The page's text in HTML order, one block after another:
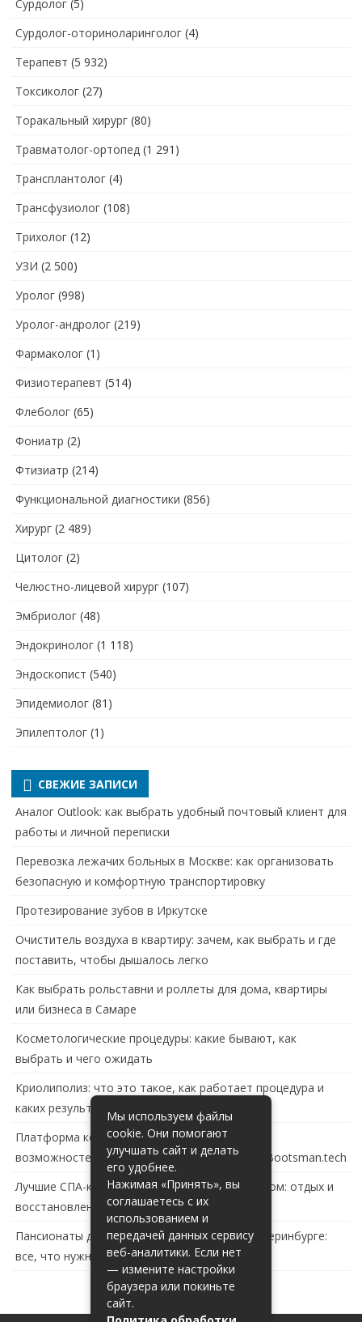
Сурдолог (5)
Сурдолог-оториноларинголог (4)
Терапевт (5 932)
Токсиколог (27)
Торакальный хирург (80)
Травматолог-ортопед (1 291)
Трансплантолог (4)
Трансфузиолог (108)
Трихолог (12)
УЗИ (2 500)
Уролог (998)
Уролог-андролог (219)
Фармаколог (1)
Физиотерапевт (514)
Флеболог (65)
Фониатр (2)
Фтизиатр (214)
Функциональной диагностики (856)
Хирург (2 489)
Цитолог (2)
Челюстно-лицевой хирург (107)
Эмбриолог (48)
Эндокринолог (1 118)
Эндоскопист (540)
Эпидемиолог (81)
Эпилептолог (1)
СВЕЖИЕ ЗАПИСИ
Аналог Outlook: как выбрать удобный почтовый клиент для
работы и личной переписки
Перевозка лежачих больных в Москве: как организовать
безопасную и комфортную транспортировку
Протезирование зубов в Иркутске
Очиститель воздуха в квартиру: зачем, как выбрать и где
поставить, чтобы дышалось легко
Как выбрать рольставни и роллеты для дома, квартиры
или бизнеса в Самаре
Косметологические процедуры: какие бывают, как
выбрать и чего ожидать
Криолиполиз: что это такое, как работает процедура и
каких результатов ждать
Платформа контейнеризации в России: обзор
возможностей и перспектив развития сайта Bootsman.tech
Лучшие СПА-комплексы в Тольятти с бассейном: отдых и
восстановление за городом
Пансионаты для пожилых с деменцией в Екатеринбурге:
все, что нужно знать
Мы используем файлы
cookie. Они помогают
улучшать сайт и делать
его удобнее.
Нажимая «Принять», вы
соглашаетесь с их
использованием и
передачей данных сервису
веб-аналитики. Если нет
— измените настройки
браузера или покиньте
сайт.